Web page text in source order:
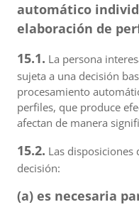
automático
elaboración de
15.1. La persona
sujeta a una decisión
procesamiento
perfiles, que produce
afectan de manera
15.2. Las
decisión:
(a) es necesaria